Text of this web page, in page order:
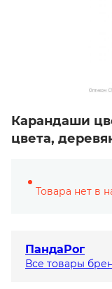
Карандаши
цвета,
Товара нет в
ПандаРог
Все товары